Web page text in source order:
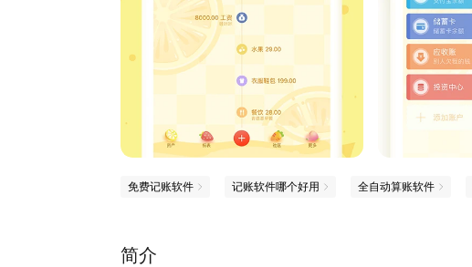
免费记账软件 记账软件哪个好用 全自动算账软件
简介